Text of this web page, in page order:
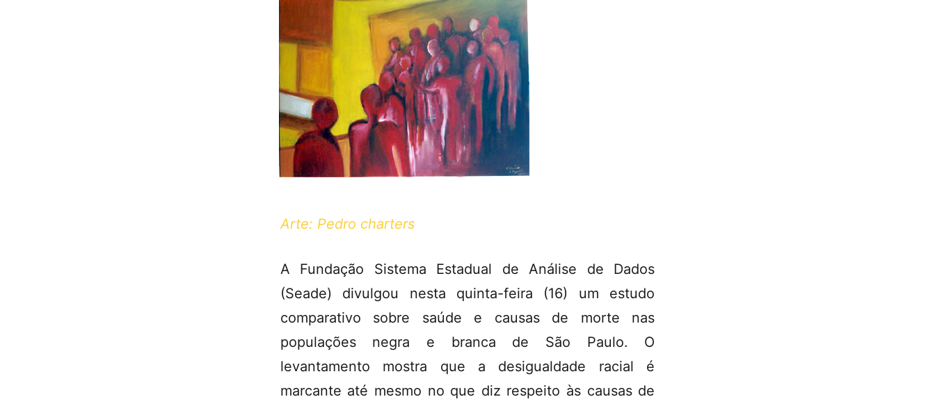
Arte: Pedro charters
A Fundação Sistema Estadual de Análise de Dados
(Seade) divulgou nesta quinta-feira (16) um estudo
comparativo sobre saúde e causas de morte nas
populações negra e branca de São Paulo. O
levantamento mostra que a desigualdade racial é
marcante até mesmo no que diz respeito às causas de